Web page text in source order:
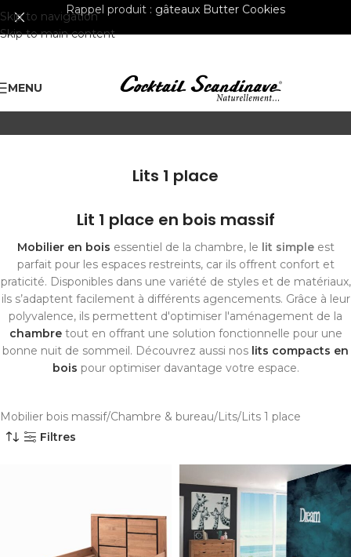
Skip to navigation
Skip to main content
Rappel produit : gâteaux Butter Cookies
MENU
Lits 1 place
Lit 1 place en bois massif
Mobilier en bois essentiel de la chambre, le lit simpleest
parfait pour les espaces restreints, car ils offrent confort et
praticité. Disponibles dans une variété de styles et de matériaux,
ils s’adaptent facilement à différents agencements. Grâce à leur
polyvalence, ils permettent d'optimiser l'aménagement de la
chambretout en offrant une solution fonctionnelle pour une
bonne nuit de sommeil. Découvrez aussi nos lits compacts en
bois pour optimiser davantage votre espace.
Mobilier bois massif Chambre & bureau Lits Lits 1 place
Filtres